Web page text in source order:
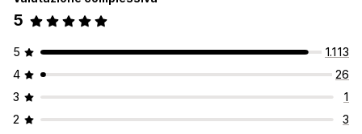
5
5
1.113
4
26
3
1
2
3